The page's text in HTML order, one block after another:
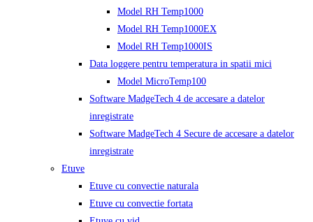
Model RH Temp1000
Model RH Temp1000EX
Model RH Temp1000IS
Data loggere pentru temperatura in spatii mici
Model MicroTemp100
Software MadgeTech 4 de accesare a datelor
inregistrate
Software MadgeTech 4 Secure de accesare a datelor
inregistrate
Etuve
Etuve cu convectie naturala
Etuve cu convectie fortata